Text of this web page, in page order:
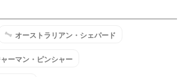
オーストラリアン・シェパード
ーマン・ピンシャー